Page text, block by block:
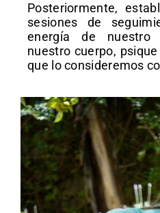
Posteriormente,
sesiones de
energía de
nuestro cuerpo,
que lo consideremos